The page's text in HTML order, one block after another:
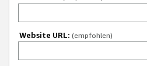
Website URL: (empfohlen)